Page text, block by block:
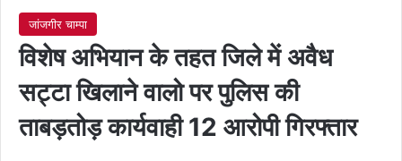
जांजगीर चाम्पा
विशेष अभियान के तहत जिले में अवैध
सट्टा खिलाने वालो पर पुलिस की
ताबड़तोड़ कार्यवाही 12 आरोपी गिरफ्तार